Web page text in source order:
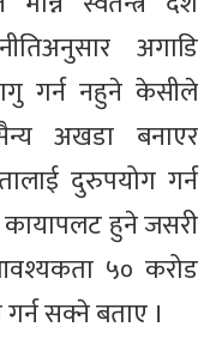
अगाडि
गर्न नहुने केसीले
अखडा बनाएर
दुरुपयोग गर्न
हुने जसरी
५० करोड
सक्ने बताए ।